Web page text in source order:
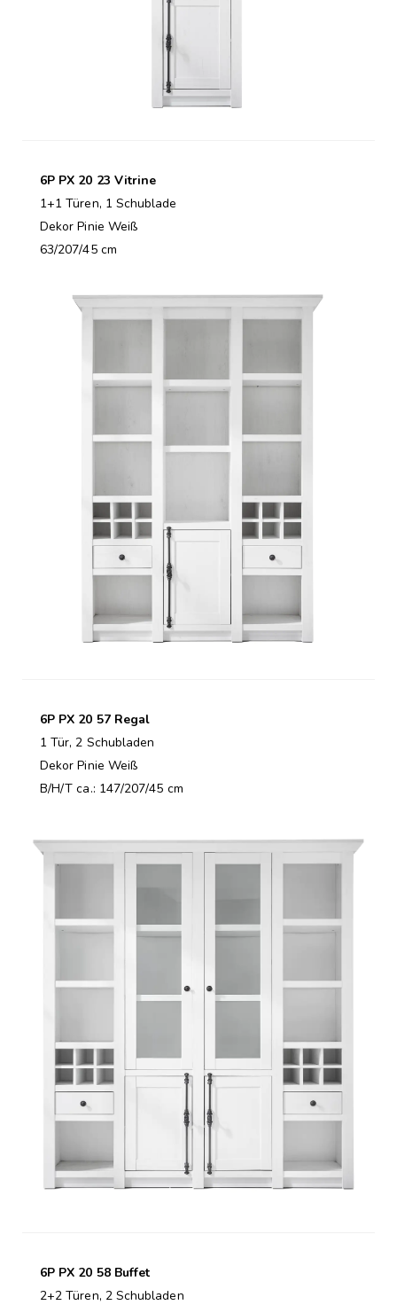
6P PX 20 23 Vitrine
1+1 Türen, 1 Schublade
Dekor Pinie Weiß
63/207/45 cm
6P PX 20 57 Regal
1 Tür, 2 Schubladen
Dekor Pinie Weiß
B/H/T ca.: 147/207/45 cm
6P PX 20 58 Buffet
2+2 Türen, 2 Schubladen